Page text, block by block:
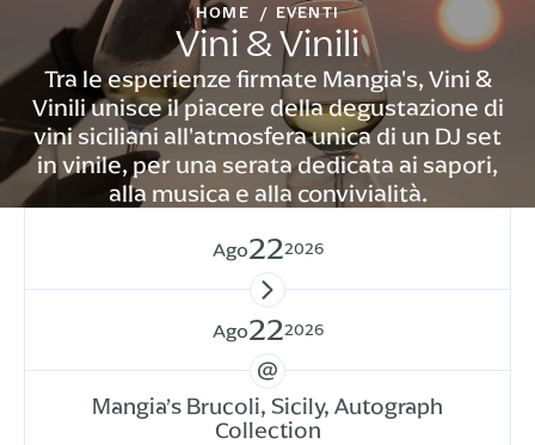
HOME EVENTI
Vini & Vinili
Tra le esperienze firmate Mangia's, Vini &
Vinili unisce il piacere della degustazione di
vini siciliani all'atmosfera unica di un DJ set
in vinile, per una serata dedicata ai sapori,
alla musica e alla convivialità.
Ago222026
Ago222026
Mangia’s Brucoli, Sicily, Autograph
Collection